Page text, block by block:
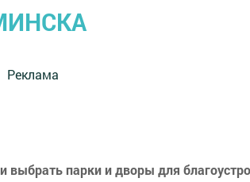
Реклама
парки и дворы для